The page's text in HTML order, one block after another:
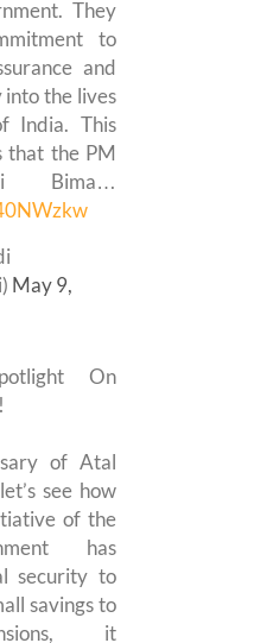
They
to
and
the lives
India. This
that the PM
Bima…
May 9,
On
of Atal
see how
of the
has
security to
savings to
it